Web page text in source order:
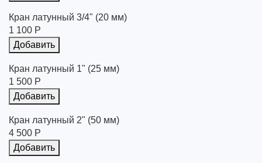
Кран латунный 3/4" (20 мм)
1 100 Р
Добавить
Кран латунный 1" (25 мм)
1 500 Р
Добавить
Кран латунный 2" (50 мм)
4 500 Р
Добавить